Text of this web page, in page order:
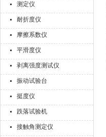
测定仪
耐折度仪
摩擦系数仪
平滑度仪
剥离强度测试仪
振动试验台
挺度仪
跌落试验机
接触角测定仪